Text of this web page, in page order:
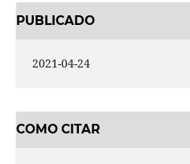
PUBLICADO
2021-04-24
COMO CITAR